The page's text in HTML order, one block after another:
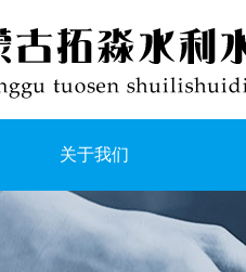
关于我们